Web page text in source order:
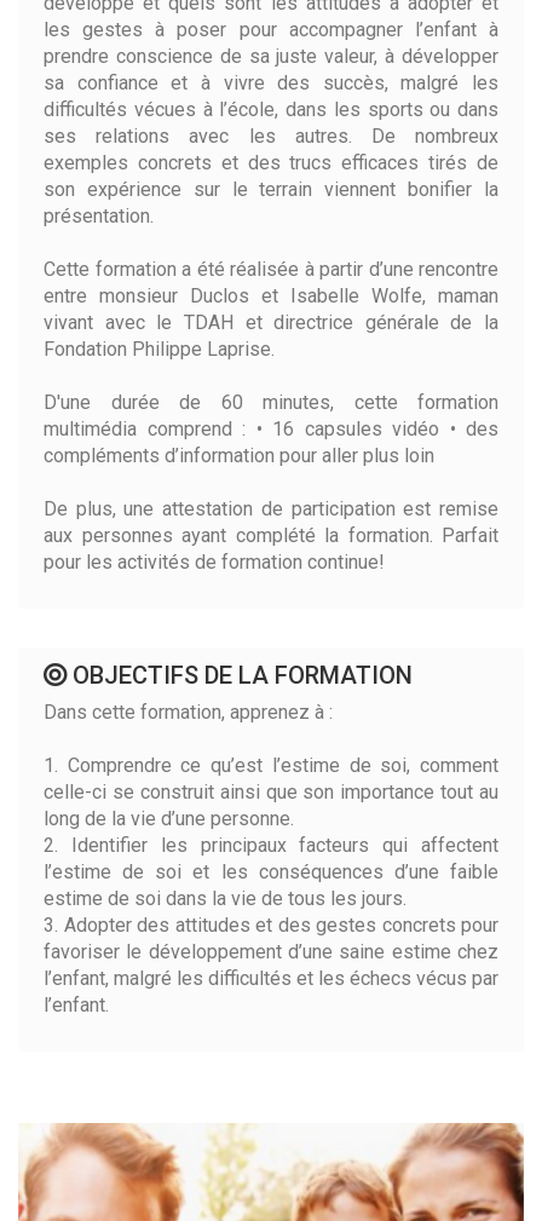
les gestes à poser pour accompagner l’enfant à
prendre conscience de sa juste valeur, à développer
sa confiance et à vivre des succès, malgré les
difficultés vécues à l’école, dans les sports ou dans
ses relations avec les autres. De nombreux
exemples concrets et des trucs efficaces tirés de
son expérience sur le terrain viennent bonifier la
présentation.
Cette formation a été réalisée à partir d’une rencontre
entre monsieur Duclos et Isabelle Wolfe, maman
vivant avec le TDAH et directrice générale de la
Fondation Philippe Laprise.
D'une durée de 60 minutes, cette formation
multimédia comprend : • 16 capsules vidéo • des
compléments d’information pour aller plus loin
De plus, une attestation de participation est remise
aux personnes ayant complété la formation. Parfait
pour les activités de formation continue!
OBJECTIFS DE LA FORMATION
Dans cette formation, apprenez à :
1. Comprendre ce qu’est l’estime de soi, comment
celle-ci se construit ainsi que son importance tout au
long de la vie d’une personne.
2. Identifier les principaux facteurs qui affectent
l’estime de soi et les conséquences d’une faible
estime de soi dans la vie de tous les jours.
3. Adopter des attitudes et des gestes concrets pour
favoriser le développement d’une saine estime chez
l’enfant, malgré les difficultés et les échecs vécus par
l’enfant.